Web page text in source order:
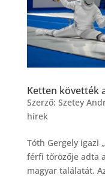
Ketten követték
Szerző: Szetey
hírek
Tóth Gergely igazi
férfi tőrözője adta
magyar találatát.